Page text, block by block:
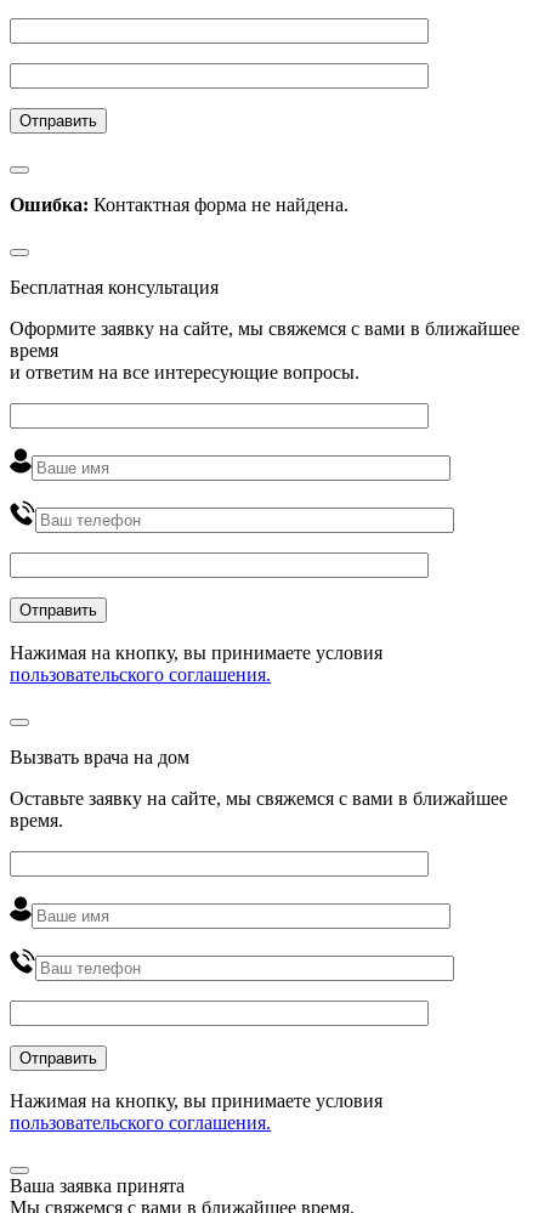
Ошибка: Контактная форма не найдена.
Бесплатная консультация
Оформите заявку на сайте, мы свяжемся с вами в ближайшее
время
и ответим на все интересующие вопросы.
Нажимая на кнопку, вы принимаете условия
пользовательского соглашения.
Вызвать врача на дом
Оставьте заявку на сайте, мы свяжемся с вами в ближайшее
время.
Нажимая на кнопку, вы принимаете условия
пользовательского соглашения.
Ваша заявка принята
Мы свяжемся с вами в ближайшее время.